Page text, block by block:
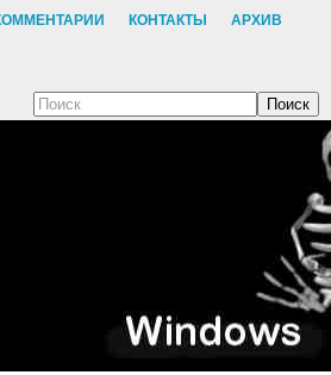
КОНТАКТЫ АРХИВ
Поиск